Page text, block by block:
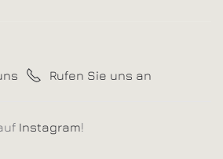
Rufen Sie uns an
Instagram!